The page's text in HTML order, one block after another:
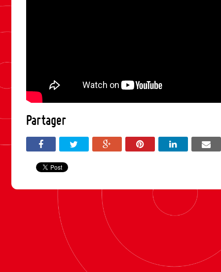
Partager